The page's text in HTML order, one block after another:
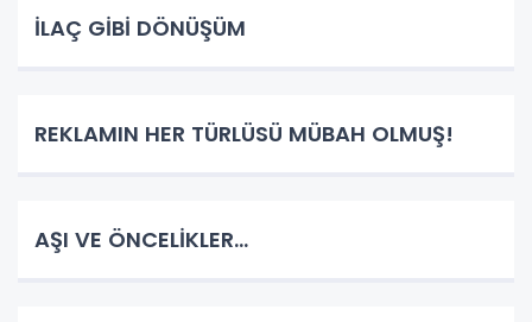
İLAÇ GİBİ DÖNÜŞÜM
REKLAMIN HER TÜRLÜSÜ MÜBAH OLMUŞ!
AŞI VE ÖNCELİKLER...